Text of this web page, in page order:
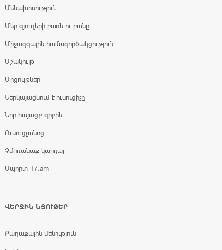
Մենախոսություն
Մեր գյուղերի բառն ու բանը
Միջազգային համագործակցություն
Մշակույթ
Մրցույթներ
Ներկայացնում է ուսուցիչը
Նոր հայացք գրքին
Ուսուցչանոց
Չմոռանաք կարդալ
Սպորտ 17.am
ՎԵՐՋԻՆ ՆՅՈՒԹԵՐ
Քաղաքային մենություն